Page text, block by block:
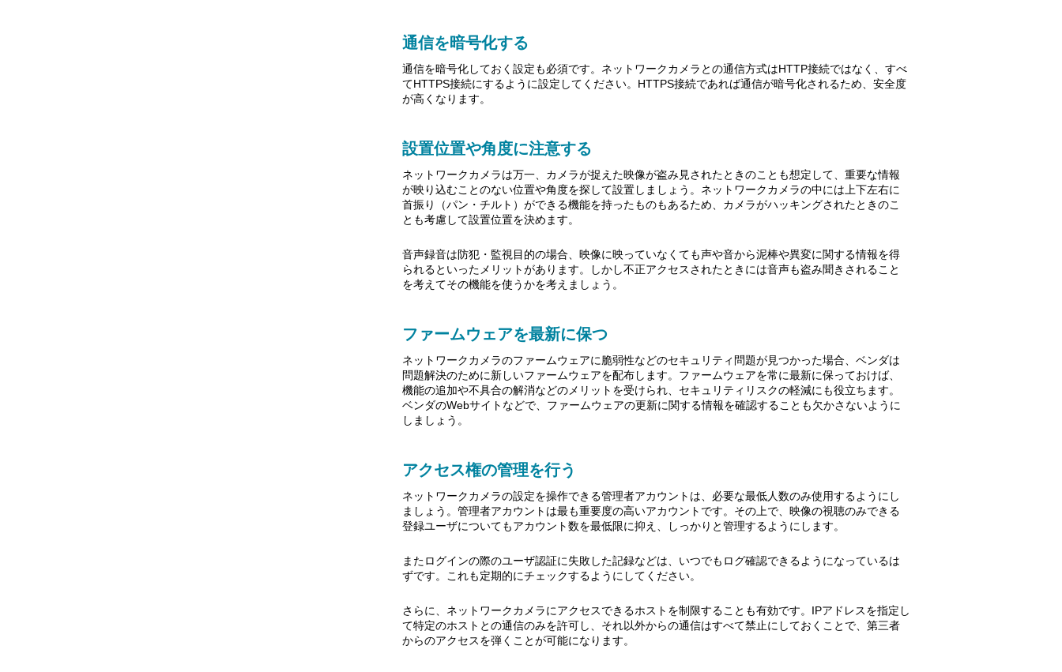
通信を暗号化する
通信を暗号化しておく設定も必須です。ネットワークカメラとの通信方式はHTTP接続ではなく、すべ
てHTTPS接続にするように設定してください。HTTPS接続であれば通信が暗号化されるため、安全度
が高くなります。
設置位置や角度に注意する
ネットワークカメラは万一、カメラが捉えた映像が盗み見されたときのことも想定して、重要な情報
が映り込むことのない位置や角度を探して設置しましょう。ネットワークカメラの中には上下左右に
首振り（パン・チルト）ができる機能を持ったものもあるため、カメラがハッキングされたときのこ
とも考慮して設置位置を決めます。
音声録音は防犯・監視目的の場合、映像に映っていなくても声や音から泥棒や異変に関する情報を得
られるといったメリットがあります。しかし不正アクセスされたときには音声も盗み聞きされること
を考えてその機能を使うかを考えましょう。
ファームウェアを最新に保つ
ネットワークカメラのファームウェアに脆弱性などのセキュリティ問題が見つかった場合、ベンダは
問題解決のために新しいファームウェアを配布します。ファームウェアを常に最新に保っておけば、
機能の追加や不具合の解消などのメリットを受けられ、セキュリティリスクの軽減にも役立ちます。
ベンダのWebサイトなどで、ファームウェアの更新に関する情報を確認することも欠かさないように
しましょう。
アクセス権の管理を行う
ネットワークカメラの設定を操作できる管理者アカウントは、必要な最低人数のみ使用するようにし
ましょう。管理者アカウントは最も重要度の高いアカウントです。その上で、映像の視聴のみできる
登録ユーザについてもアカウント数を最低限に抑え、しっかりと管理するようにします。
またログインの際のユーザ認証に失敗した記録などは、いつでもログ確認できるようになっているは
ずです。これも定期的にチェックするようにしてください。
さらに、ネットワークカメラにアクセスできるホストを制限することも有効です。IPアドレスを指定し
て特定のホストとの通信のみを許可し、それ以外からの通信はすべて禁止にしておくことで、第三者
からのアクセスを弾くことが可能になります。